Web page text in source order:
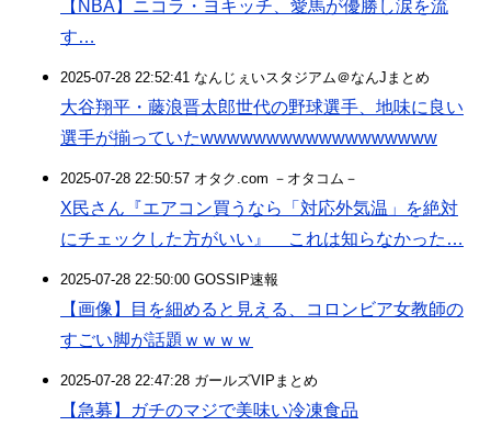
【NBA】ニコラ・ヨキッチ、愛馬が優勝し涙を流
す…
2025-07-28 22:52:41 なんじぇいスタジアム＠なんJまとめ
大谷翔平・藤浪晋太郎世代の野球選手、地味に良い
選手が揃っていたwwwwwwwwwwwwwwwwww
2025-07-28 22:50:57 オタク.com －オタコム－
X民さん『エアコン買うなら「対応外気温」を絶対
にチェックした方がいい』 これは知らなかった…
2025-07-28 22:50:00 GOSSIP速報
【画像】目を細めると見える、コロンビア女教師の
すごい脚が話題ｗｗｗｗ
2025-07-28 22:47:28 ガールズVIPまとめ
【急募】ガチのマジで美味い冷凍食品